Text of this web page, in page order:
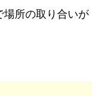
場所の取り合いが